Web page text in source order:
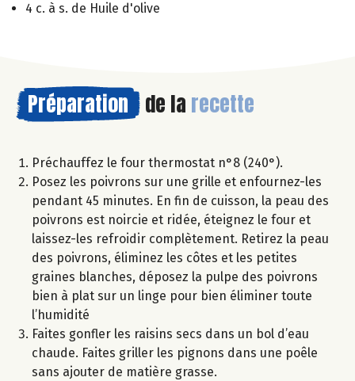
4 c. à s. de Huile d'olive
Préparation de la recette
Préchauffez le four thermostat n°8 (240°).
Posez les poivrons sur une grille et enfournez-les
pendant 45 minutes. En fin de cuisson, la peau des
poivrons est noircie et ridée, éteignez le four et
laissez-les refroidir complètement. Retirez la peau
des poivrons, éliminez les côtes et les petites
graines blanches, déposez la pulpe des poivrons
bien à plat sur un linge pour bien éliminer toute
l’humidité
Faites gonfler les raisins secs dans un bol d’eau
chaude. Faites griller les pignons dans une poêle
sans ajouter de matière grasse.